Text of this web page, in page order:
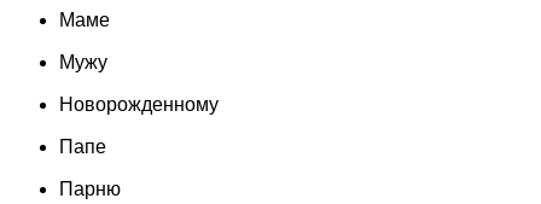
Маме
Мужу
Новорожденному
Папе
Парню